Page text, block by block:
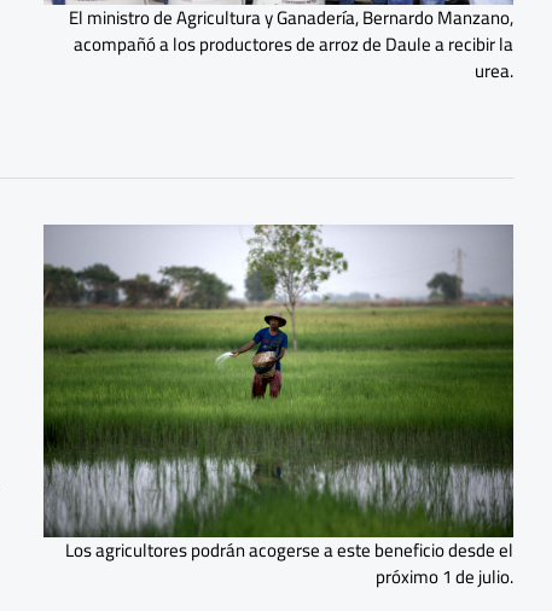
El ministro de Agricultura y Ganadería, Bernardo Manzano,
acompañó a los productores de arroz de Daule a recibir la
urea.
Los agricultores podrán acogerse a este beneficio desde el
próximo 1 de julio.